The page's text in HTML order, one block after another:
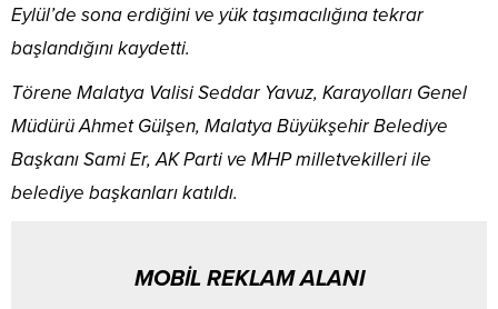
Eylül’de sona erdiğini ve yük taşımacılığına tekrar
başlandığını kaydetti.
Törene Malatya Valisi Seddar Yavuz, Karayolları Genel
Müdürü Ahmet Gülşen, Malatya Büyükşehir Belediye
Başkanı Sami Er, AK Parti ve MHP milletvekilleri ile
belediye başkanları katıldı.
MOBİL REKLAM ALANI